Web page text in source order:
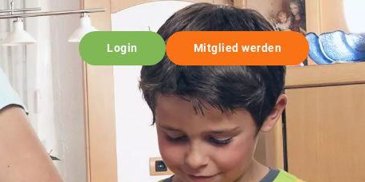
Login Mitglied werden